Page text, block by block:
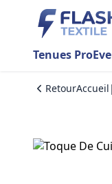
Tenues Pro
RetourAccueil |